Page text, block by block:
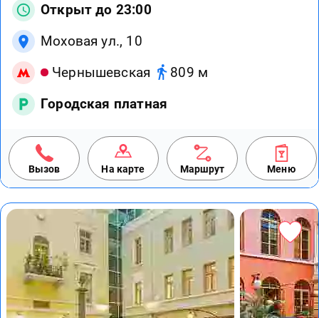
Открыт до 23:00
Моховая ул., 10
Чернышевская
809 м
Городская платная
Вызов На карте Маршрут Меню